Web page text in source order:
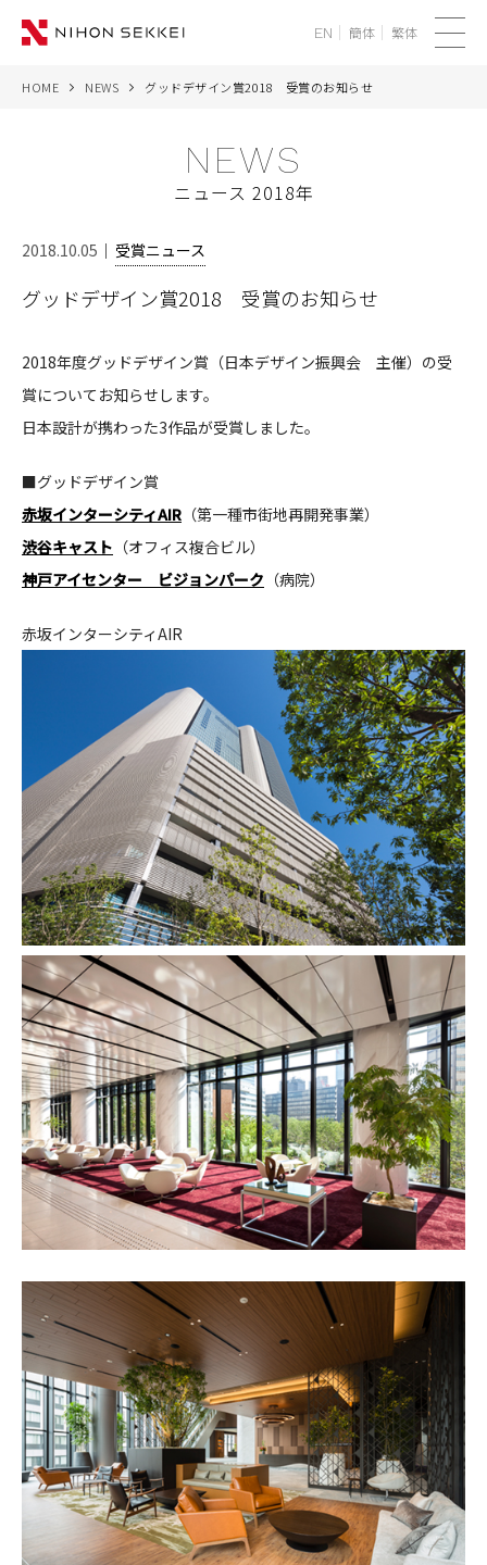
CORPORATE
CONTACT
コンプライアンスポリシー プライバシーポリシー ご利用規約
EN 簡体 繁体
HOME NEWS グッドデザイン賞2018 受賞のお知らせ
NEWS
ニュース 2018年
2018.10.05 受賞ニュース
グッドデザイン賞2018 受賞のお知らせ
2018年度グッドデザイン賞（日本デザイン振興会 主催）の受
賞についてお知らせします。
日本設計が携わった3作品が受賞しました。
■グッドデザイン賞
赤坂インターシティAIR （第一種市街地再開発事業）
渋谷キャスト （オフィス複合ビル）
神戸アイセンター ビジョンパーク （病院）
赤坂インターシティAIR